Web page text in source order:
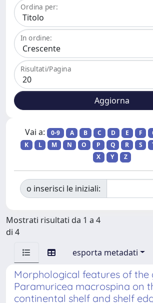
Ordina per:
In ordine:
Risultati/Pagina
Vai a: 0-9 A B C D E F
K
L M N O P Q R S
X
Y Z
o inserisci le iniziali:
Mostrati risultati da 1 a 4
di 4
esporta metadati
Morphological features of the
Paramuricea macrospina on
continental shelf and shelf